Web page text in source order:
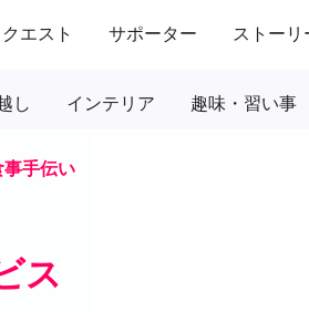
クエスト サポーター ストーリ
し インテリア 趣味・習い事
事手伝い
ス